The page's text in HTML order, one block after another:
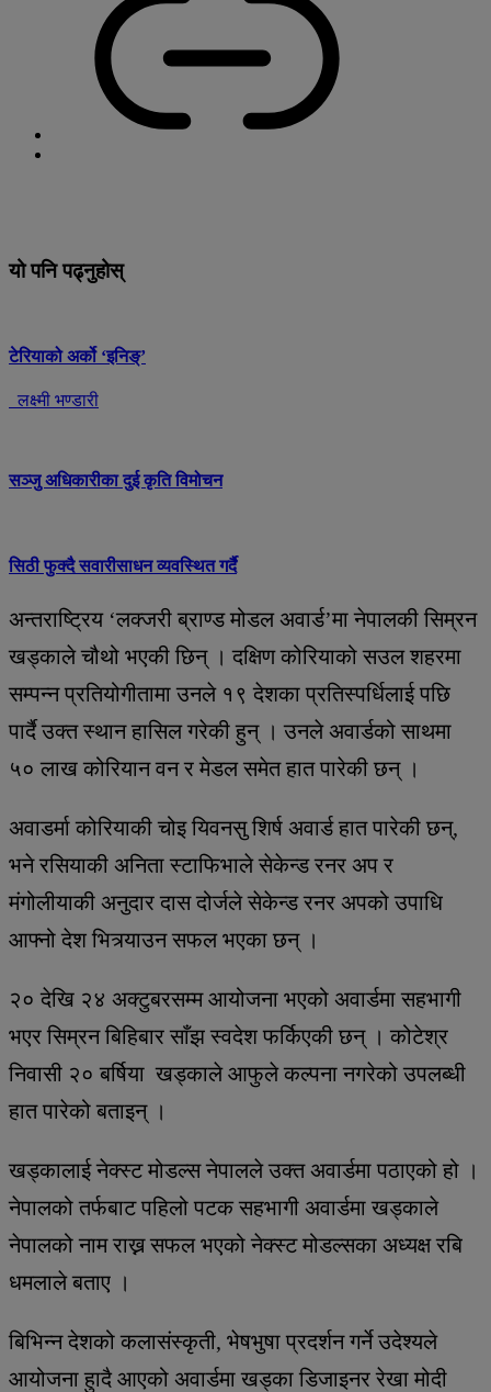
यो पनि पढ्नुहोस्
टेरियाको अर्को ‘इनिङ्’
लक्ष्मी भण्डारी
सञ्जु अधिकारीका दुई कृति विमोचन
सिठी फुक्दै सवारीसाधन व्यवस्थित गर्दै
अन्तराष्ट्रिय ‘लक्जरी ब्राण्ड मोडल अवार्ड’मा नेपालकी सिम्रन
खड्काले चौथो भएकी छिन् । दक्षिण कोरियाको सउल शहरमा
सम्पन्न प्रतियोगीतामा उनले १९ देशका प्रतिस्पर्धिलाई पछि
पार्दै उक्त स्थान हासिल गरेकी हुन् । उनले अवार्डको साथमा
५० लाख कोरियान वन र मेडल समेत हात पारेकी छन् ।
अवाडर्मा कोरियाकी चोइ यिवनसु शिर्ष अवार्ड हात पारेकी छन्,
भने रसियाकी अनिता स्टाफिभाले सेकेन्ड रनर अप र
मंगोलीयाकी अनुदार दास दोर्जले सेकेन्ड रनर अपको उपाधि
आफ्नो देश भित्र्याउन सफल भएका छन् ।
२० देखि २४ अक्टुबरसम्म आयोजना भएको अवार्डमा सहभागी
भएर सिम्रन बिहिबार साँझ स्वदेश फर्किएकी छन् । कोटेश्र
निवासी २० बर्षिया खड्काले आफुले कल्पना नगरेको उपलब्धी
हात पारेको बताइन् ।
खड्कालाई नेक्स्ट मोडल्स नेपालले उक्त अवार्डमा पठाएको हो ।
नेपालको तर्फबाट पहिलो पटक सहभागी अवार्डमा खड्काले
नेपालको नाम राख्न सफल भएको नेक्स्ट मोडल्सका अध्यक्ष रबि
धमलाले बताए ।
बिभिन्न देशको कलासंस्कृती, भेषभुषा प्रदर्शन गर्ने उदेश्यले
आयोजना हुादै आएको अवार्डमा खड्का डिजाइनर रेखा मोदी